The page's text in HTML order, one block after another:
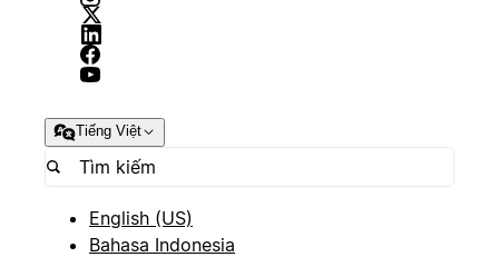
Tiếng Việt
English (US)
Bahasa Indonesia